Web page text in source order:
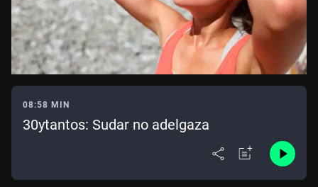
08:58 MIN
30ytantos: Sudar no adelgaza